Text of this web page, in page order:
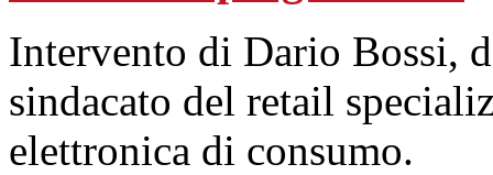
Intervento di Dario Bossi,
sindacato del retail
elettronica di consumo.